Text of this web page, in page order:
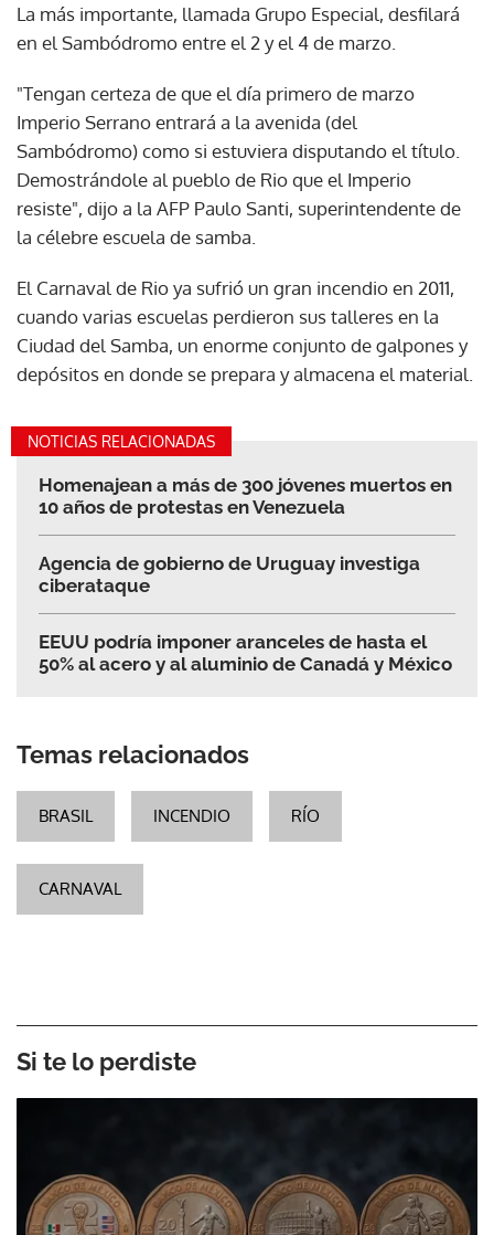
La más importante, llamada Grupo Especial, desfilará
en el Sambódromo entre el 2 y el 4 de marzo.
"Tengan certeza de que el día primero de marzo
Imperio Serrano entrará a la avenida (del
Sambódromo) como si estuviera disputando el título.
Demostrándole al pueblo de Rio que el Imperio
resiste", dijo a la AFP Paulo Santi, superintendente de
la célebre escuela de samba.
El Carnaval de Rio ya sufrió un gran incendio en 2011,
cuando varias escuelas perdieron sus talleres en la
Ciudad del Samba, un enorme conjunto de galpones y
depósitos en donde se prepara y almacena el material.
NOTICIAS RELACIONADAS
Homenajean a más de 300 jóvenes muertos en
10 años de protestas en Venezuela
Agencia de gobierno de Uruguay investiga
ciberataque
EEUU podría imponer aranceles de hasta el
50% al acero y al aluminio de Canadá y México
Temas relacionados
BRASIL INCENDIO RÍO
CARNAVAL
Si te lo perdiste